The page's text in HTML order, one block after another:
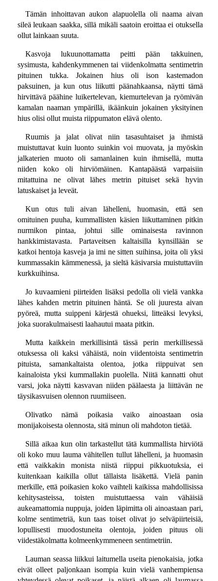
Tämän inhoittavan aukon alapuolella oli naama aivan
sileä leukaan saakka, sillä mikäli saatoin eroittaa ei otuksella
ollut lainkaan suuta.
Kasvoja lukuunottamatta peitti pään takkuinen,
sysimusta, kahdenkymmenen tai viidenkolmatta sentimetrin
pituinen tukka. Jokainen hius oli ison kastemadon
paksuinen, ja kun otus liikutti päänahkaansa, näytti tämä
hirvittävä päähine luikertelevan, kiemurtelevan ja ryömivän
kamalan naaman ympärillä, ikäänkuin jokainen yksityinen
hius olisi ollut muista riippumaton elävä olento.
Ruumis ja jalat olivat niin tasasuhtaiset ja ihmistä
muistuttavat kuin luonto suinkin voi muovata, ja myöskin
jalkaterien muoto oli samanlainen kuin ihmisellä, mutta
niiden koko oli hirviömäinen. Kantapäästä varpaisiin
mitattuina ne olivat lähes metrin pituiset sekä hyvin
latuskaiset ja leveät.
Kun otus tuli aivan lähelleni, huomasin, että sen
omituinen puuha, kummallisten käsien liikuttaminen pitkin
nurmikon pintaa, johtui sille ominaisesta ravinnon
hankkimistavasta. Partaveitsen kaltaisilla kynsillään se
katkoi hentoja kasveja ja imi ne sitten suihinsa, joita oli yksi
kummassakin kämmenessä, ja sieltä käsivarsia muistuttaviin
kurkkuihinsa.
Jo kuvaamieni piirteiden lisäksi pedolla oli vielä vankka
lähes kahden metrin pituinen häntä. Se oli juuresta aivan
pyöreä, mutta suippeni kärjestä ohueksi, litteäksi levyksi,
joka suorakulmaisesti laahautui maata pitkin.
Mutta kaikkein merkillisintä tässä perin merkillisessä
otuksessa oli kaksi vähäistä, noin viidentoista sentimetrin
pituista, samankaltaista olentoa, jotka riippuivat sen
kainaloista yksi kummallakin puolella. Niitä kannatti ohut
varsi, joka näytti kasvavan niiden päälaesta ja liittävän ne
täysikasvuisen olennon ruumiiseen.
Olivatko nämä poikasia vaiko ainoastaan osia
monijakoisesta olennosta, sitä minun oli mahdoton tietää.
Sillä aikaa kun olin tarkastellut tätä kummallista hirviötä
oli koko muu lauma vähitellen tullut lähelleni, ja huomasin
että vaikkakin monista niistä riippui pikkuotuksia, ei
kuitenkaan kaikilla ollut tällaista lisäkettä. Vielä panin
merkille, että poikasien koko vaihteli kaikissa mahdollisissa
kehitysasteissa, toisten muistuttaessa vain vähäisiä
aukeamattomia nuppuja, joiden läpimitta oli ainoastaan pari,
kolme sentimetriä, kun taas toiset olivat jo selväpiirteisiä,
lopullisesti muodostuneita olentoja, joiden pituus oli
viidestäkolmatta kolmeenkymmeneen sentimetriin.
Lauman seassa liikkui laitumella useita pienokaisia, jotka
eivät olleet paljonkaan isompia kuin vielä vanhempiensa